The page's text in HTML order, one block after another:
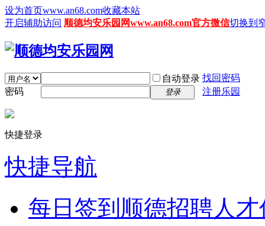
设为首页www.an68.com收藏本站
开启辅助访问 顺德均安乐园网www.an68.com官方微信切换到
自动登录 找回密码
密码
登录 注册乐园
快捷登录
快捷导航
每日签到 顺德招聘人